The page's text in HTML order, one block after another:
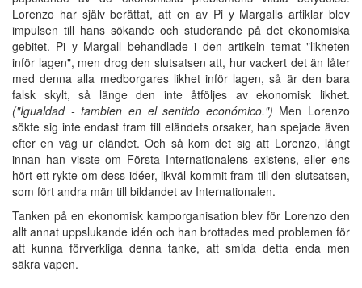
Lorenzo har själv berättat, att en av Pi y Margalls artiklar blev
impulsen till hans sökande och studerande på det ekonomiska
gebitet. Pi y Margall behandlade i den artikeln temat "likheten
inför lagen", men drog den slutsatsen att, hur vackert det än låter
med denna alla medborgares likhet inför lagen, så är den bara
falsk skylt, så länge den inte åtföljes av ekonomisk likhet.
("Igualdad - tambien en el sentido económico.") Men Lorenzo
sökte sig inte endast fram till eländets orsaker, han spejade även
efter en väg ur eländet. Och så kom det sig att Lorenzo, långt
innan han visste om Första Internationalens existens, eller ens
hört ett rykte om dess idéer, likväl kommit fram till den slutsatsen,
som fört andra män till bildandet av Internationalen.
Tanken på en ekonomisk kamporganisation blev för Lorenzo den
allt annat uppslukande idén och han brottades med problemen för
att kunna förverkliga denna tanke, att smida detta enda men
säkra vapen.